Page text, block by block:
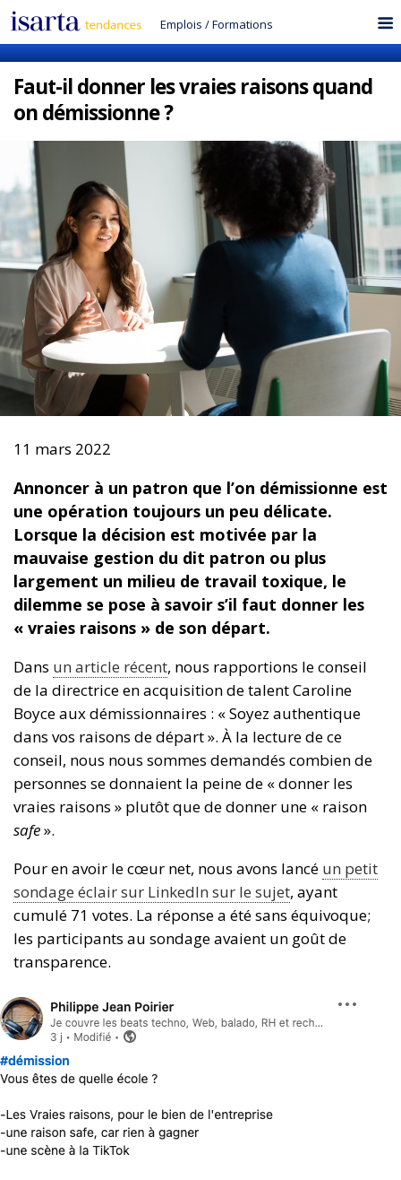
Emplois /Formations
Faut-il donner les vraies raisons quand
on démissionne ?
11 mars 2022
Annoncer à un patron que l’on démissionne est
une opération toujours un peu délicate.
Lorsque la décision est motivée par la
mauvaise gestion du dit patron ou plus
largement un milieu de travail toxique, le
dilemme se pose à savoir s’il faut donner les
« vraies raisons » de son départ.
Dans un article récent, nous rapportions le conseil
de la directrice en acquisition de talent Caroline
Boyce aux démissionnaires : « Soyez authentique
dans vos raisons de départ ». À la lecture de ce
conseil, nous nous sommes demandés combien de
personnes se donnaient la peine de « donner les
vraies raisons » plutôt que de donner une « raison
safe».
Pour en avoir le cœur net, nous avons lancé un petit
sondage éclair sur LinkedIn sur le sujet, ayant
cumulé 71 votes. La réponse a été sans équivoque;
les participants au sondage avaient un goût de
transparence.